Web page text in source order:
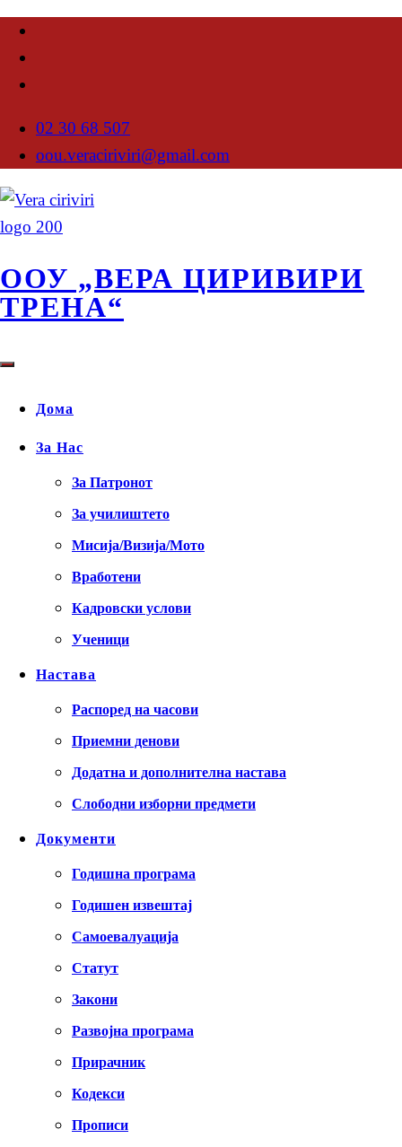
02 30 68 507
oou.veraciriviri@gmail.com
ООУ „ВЕРА ЦИРИВИРИ
ТРЕНА“
Дома
За Нас
За Патронот
За училиштето
Мисија/Визија/Мото
Вработени
Кадровски услови
Ученици
Настава
Распоред на часови
Приемни денови
Додатна и дополнителна настава
Слободни изборни предмети
Документи
Годишна програма
Годишен извештај
Самоевалуација
Статут
Закони
Развојна програма
Прирачник
Кодекси
Прописи